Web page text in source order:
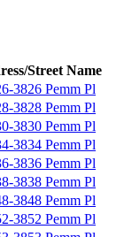
Street Name
3826 Pemm Pl
3828 Pemm Pl
3830 Pemm Pl
3834 Pemm Pl
3836 Pemm Pl
3838 Pemm Pl
3848 Pemm Pl
3852 Pemm Pl